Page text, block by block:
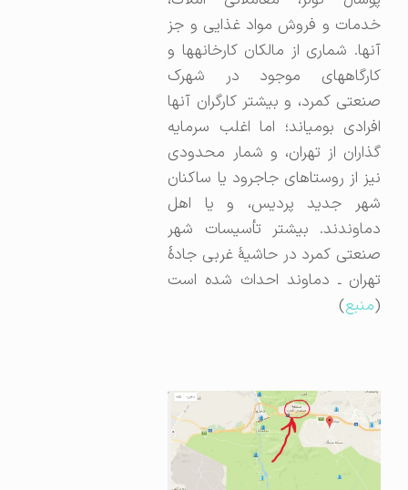
خدمات و فروش مواد غذایی و جز
آنها. شماری از مالکان کارخانه‎ها و
کارگاههای موجود در شهرک
صنعتی کمرد، و بیشتر کارگران آنها
افرادی بومی‎اند؛ اما اغلب سرمایه‎
گذاران از تهران، و شمار محدودی
نیز از روستاهای جاجرود یا ساکنان
شهر جدید پردیس، و یا اهل
دماوندند. بیشتر تأسیسات شهر
صنعتی کمرد در حاشیۀ غربی جادۀ
تهران ـ دماوند احداث شده است
منبع)